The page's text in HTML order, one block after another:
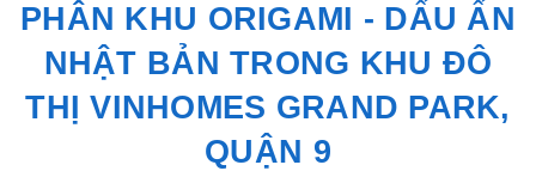
PHÂN KHU ORIGAMI - DẤU ẤN
NHẬT BẢN TRONG KHU ĐÔ
THỊ VINHOMES GRAND PARK,
QUẬN 9